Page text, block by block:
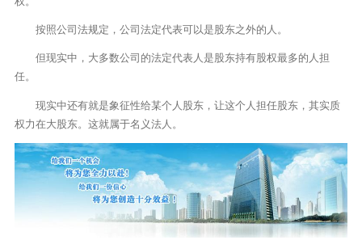
按照公司法规定，公司法定代表可以是股东之外的人。
但现实中，大多数公司的法定代表人是股东持有股权最多的人担
任。
现实中还有就是象征性给某个人股东，让这个人担任股东，其实质
权力在大股东。这就属于名义法人。